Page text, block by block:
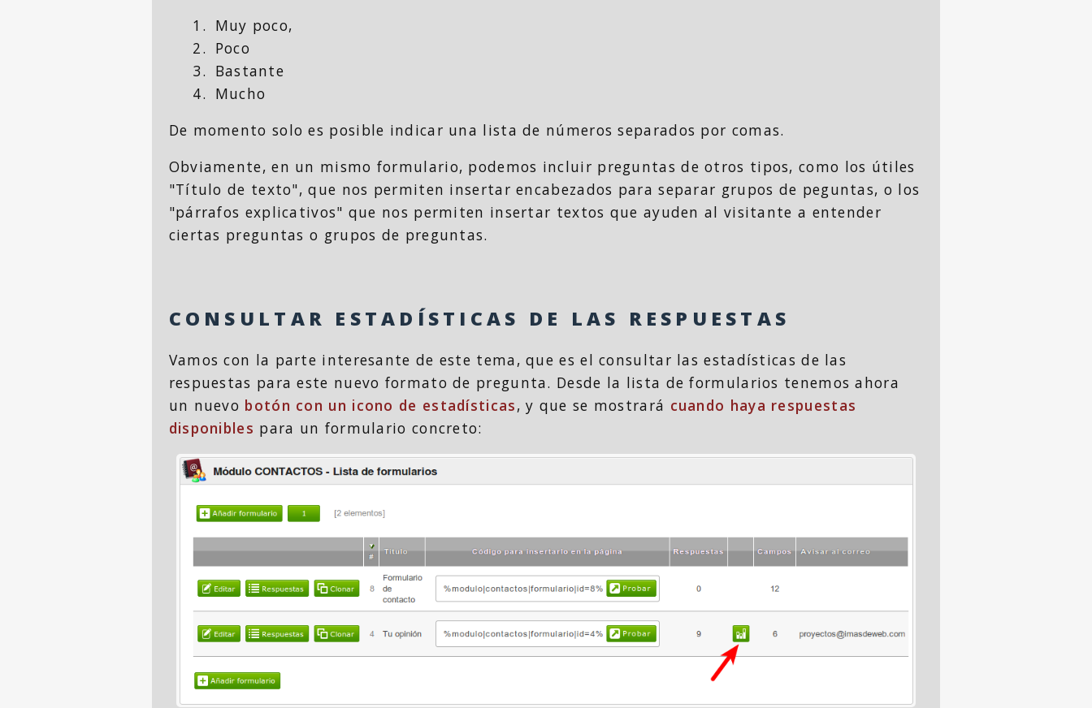
Muy poco,
Poco
Bastante
Mucho
De momento solo es posible indicar una lista de números separados por comas.
Obviamente, en un mismo formulario, podemos incluir preguntas de otros tipos, como los útiles
"Título de texto", que nos permiten insertar encabezados para separar grupos de peguntas, o los
"párrafos explicativos" que nos permiten insertar textos que ayuden al visitante a entender
ciertas preguntas o grupos de preguntas.
CONSULTAR ESTADÍSTICAS DE LAS RESPUESTAS
Vamos con la parte interesante de este tema, que es el consultar las estadísticas de las
respuestas para este nuevo formato de pregunta. Desde la lista de formularios tenemos ahora
un nuevo botón con un icono de estadísticas, y que se mostrará cuando haya respuestas
disponibles para un formulario concreto: